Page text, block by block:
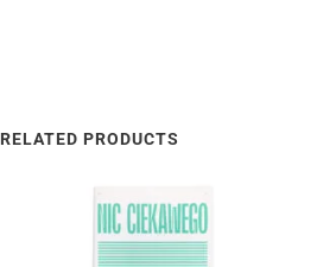
RELATED PRODUCTS